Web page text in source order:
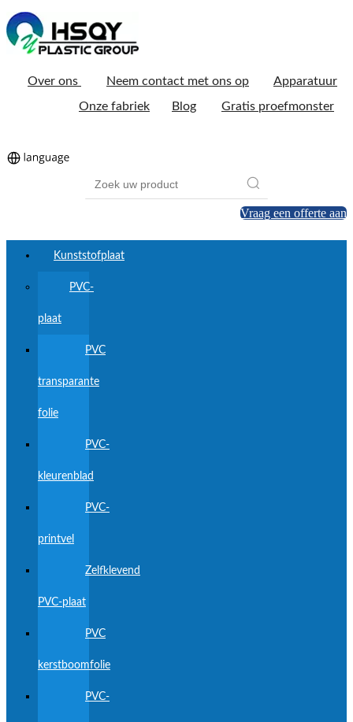
Over ons Neem contact met ons op
Apparatuur
Onze fabriek
Blog Gratis proefmonster
Vraag een offerte aan
Kunststofplaat
PVC-
plaat
PVC
transparante
folie
PVC-
kleurenblad
PVC-
printvel
Zelfklevend
PVC-plaat
PVC
kerstboomfolie
PVC-